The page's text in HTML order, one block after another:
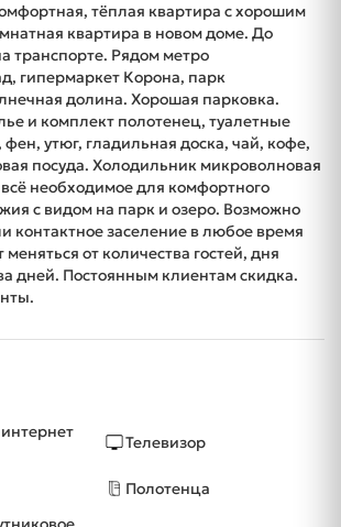
тёплая квартира с хорошим
квартира в новом доме. До
транспорте. Рядом метро
гипермаркет Корона, парк
долина. Хорошая парковка.
и комплект полотенец, туалетные
утюг, гладильная доска, чай, кофе,
посуда. Холодильник микроволновая
необходимое для комфортного
с видом на парк и озеро. Возможно
контактное заселение в любое время
от количества гостей, дня
дней. Постоянным клиентам скидка.
Телевизор
Полотенца